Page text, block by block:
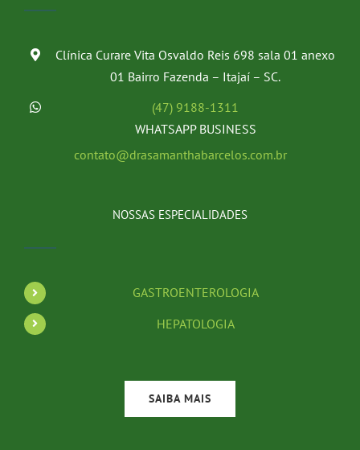
Clínica Curare Vita Osvaldo Reis 698 sala 01 anexo
01 Bairro Fazenda – Itajaí – SC.
(47) 9188-1311
WHATSAPP BUSINESS
contato@drasamanthabarcelos.com.br
NOSSAS ESPECIALIDADES
GASTROENTEROLOGIA
HEPATOLOGIA
SAIBA MAIS